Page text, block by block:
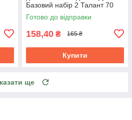
Базовий набір 2 Талант 70
штук
Готово до відправки
158,40 ₴ 165 ₴
Купити
ще